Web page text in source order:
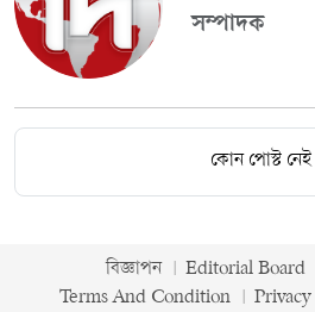
সম্পাদক
কোন পোস্ট নেই
বিজ্ঞাপন Editorial Board
Terms And Condition